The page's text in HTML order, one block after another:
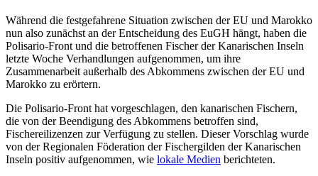
Während die festgefahrene Situation zwischen der EU und Marokko
nun also zunächst an der Entscheidung des EuGH hängt, haben die
Polisario-Front und die betroffenen Fischer der Kanarischen Inseln
letzte Woche Verhandlungen aufgenommen, um ihre
Zusammenarbeit außerhalb des Abkommens zwischen der EU und
Marokko zu erörtern.
Die Polisario-Front hat vorgeschlagen, den kanarischen Fischern,
die von der Beendigung des Abkommens betroffen sind,
Fischereilizenzen zur Verfügung zu stellen. Dieser Vorschlag wurde
von der Regionalen Föderation der Fischergilden der Kanarischen
Inseln positiv aufgenommen, wie lokale Medien berichteten.